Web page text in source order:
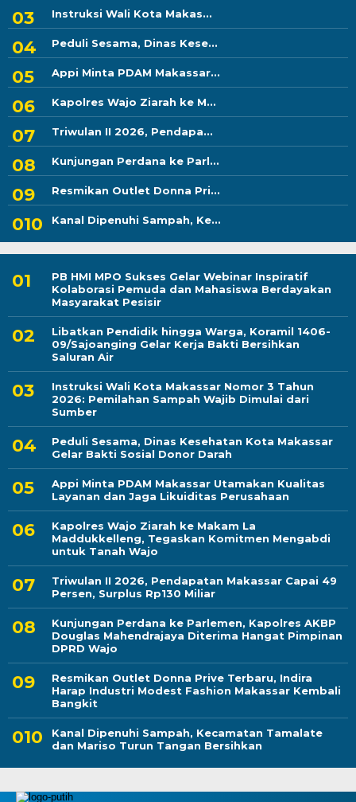
Instruksi Wali Kota Makas...
Peduli Sesama, Dinas Kese...
Appi Minta PDAM Makassar...
Kapolres Wajo Ziarah ke M...
Triwulan II 2026, Pendapa...
Kunjungan Perdana ke Parl...
Resmikan Outlet Donna Pri...
Kanal Dipenuhi Sampah, Ke...
PB HMI MPO Sukses Gelar Webinar Inspiratif
Kolaborasi Pemuda dan Mahasiswa Berdayakan
Masyarakat Pesisir
Libatkan Pendidik hingga Warga, Koramil 1406-
09/Sajoanging Gelar Kerja Bakti Bersihkan
Saluran Air
Instruksi Wali Kota Makassar Nomor 3 Tahun
2026: Pemilahan Sampah Wajib Dimulai dari
Sumber
Peduli Sesama, Dinas Kesehatan Kota Makassar
Gelar Bakti Sosial Donor Darah
Appi Minta PDAM Makassar Utamakan Kualitas
Layanan dan Jaga Likuiditas Perusahaan
Kapolres Wajo Ziarah ke Makam La
Maddukkelleng, Tegaskan Komitmen Mengabdi
untuk Tanah Wajo
Triwulan II 2026, Pendapatan Makassar Capai 49
Persen, Surplus Rp130 Miliar
Kunjungan Perdana ke Parlemen, Kapolres AKBP
Douglas Mahendrajaya Diterima Hangat Pimpinan
DPRD Wajo
Resmikan Outlet Donna Prive Terbaru, Indira
Harap Industri Modest Fashion Makassar Kembali
Bangkit
Kanal Dipenuhi Sampah, Kecamatan Tamalate
dan Mariso Turun Tangan Bersihkan